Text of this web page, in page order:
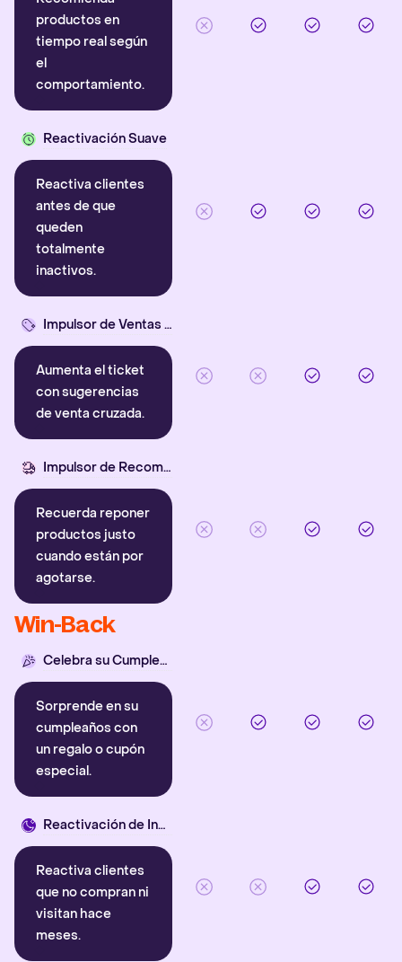
productos en
tiempo real según
el
comportamiento.
Reactivación Suave
Reactiva clientes
antes de que
queden
totalmente
inactivos.
Impulsor de Ventas Cruzadas
Aumenta el ticket
con sugerencias
de venta cruzada.
Impulsor de Recompra
Recuerda reponer
productos justo
cuando están por
agotarse.
Win-Back
Celebra su Cumpleaños
Sorprende en su
cumpleaños con
un regalo o cupón
especial.
Reactivación de Inactivos
Reactiva clientes
que no compran ni
visitan hace
meses.